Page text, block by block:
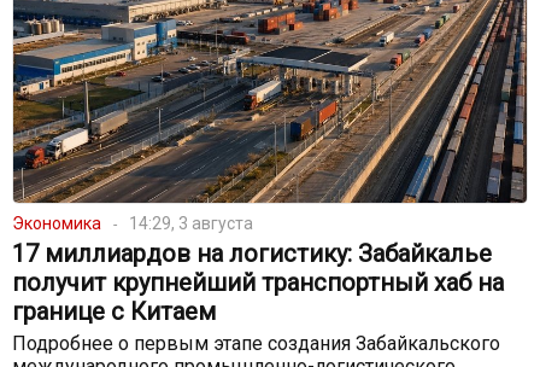
Экономика 14:29, 3 августа
17 миллиардов на логистику: Забайкалье
получит крупнейший транспортный хаб на
границе с Китаем
Подробнее о первым этапе создания Забайкальского